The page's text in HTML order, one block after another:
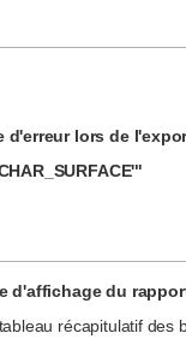
d'erreur lors de
d'affichage du
récapitulatif des